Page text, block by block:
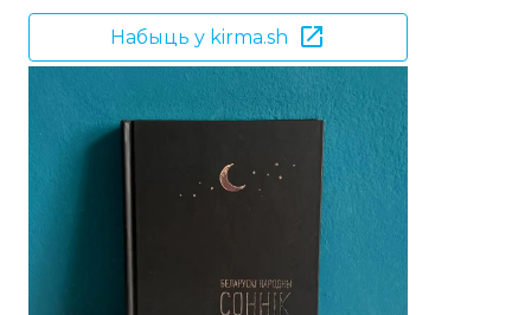
Набыць у kirma.sh